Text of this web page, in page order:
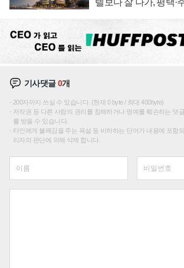
텔보다 잘 나가, 평택·
기사댓글0개
200자까지 쓰실 수 있습니다. (현재 0 byte / 최대 400byte)
저작권 등 다른 사람의 권리를 침해하거나 명예를 훼손하는 댓
를 받을 수 있습니다.
타인에게 불쾌감을 주는 욕설 등 비하하는 단어가 내용에 포함
리자의 판단에 의해 삭제 합니다.